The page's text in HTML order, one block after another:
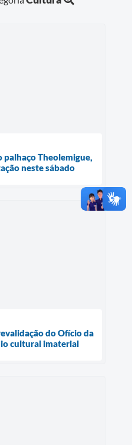
Theolemigue,
neste sábado
do Ofício da
cultural imaterial